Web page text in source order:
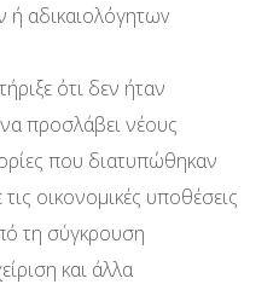
ή αδικαιολόγητωv
ότι δεν ήταν
προσλάβει νέους
που διατυπώθηκαν
οικονομικές υποθέσεις
τη σύγκρουση
και άλλα